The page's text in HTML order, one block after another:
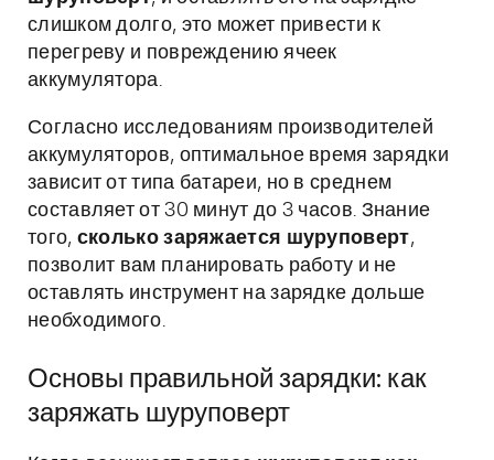
слишком долго, это может привести к
перегреву и повреждению ячеек
аккумулятора.
Согласно исследованиям производителей
аккумуляторов, оптимальное время зарядки
зависит от типа батареи, но в среднем
составляет от 30 минут до 3 часов. Знание
того, сколько заряжается шуруповерт,
позволит вам планировать работу и не
оставлять инструмент на зарядке дольше
необходимого.
Основы правильной зарядки: как
заряжать шуруповерт